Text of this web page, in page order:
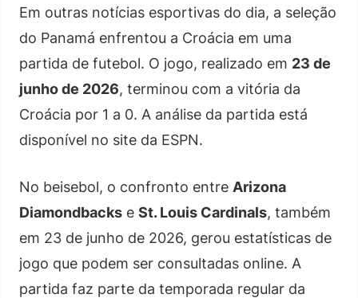
Em outras notícias esportivas do dia, a seleção
do Panamá enfrentou a Croácia em uma
partida de futebol. O jogo, realizado em 23 de
junho de 2026, terminou com a vitória da
Croácia por 1 a 0. A análise da partida está
disponível no site da ESPN.
No beisebol, o confronto entre Arizona
Diamondbacks e St. Louis Cardinals, também
em 23 de junho de 2026, gerou estatísticas de
jogo que podem ser consultadas online. A
partida faz parte da temporada regular da